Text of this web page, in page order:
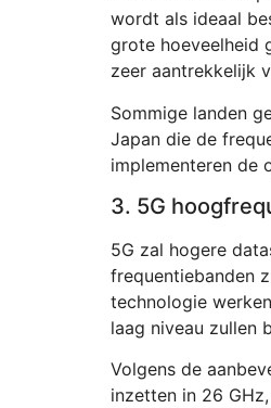
wordt als ideaal
grote hoeveelheid
zeer aantrekkelijk
Sommige landen
Japan die de
implementeren de
3. 5G
5G zal hogere
frequentiebanden
technologie
laag niveau zullen
Volgens de
inzetten in 26